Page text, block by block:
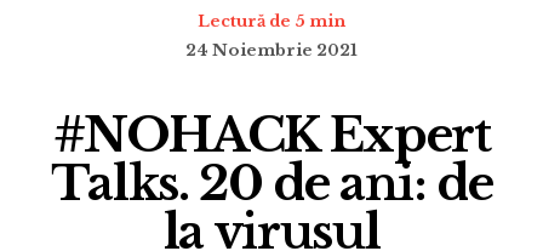
Lectură de 5 min
24 Noiembrie 2021
#NOHACK Expert
Talks. 20 de ani: de
la virusul